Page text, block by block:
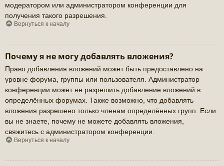
модератором или администратором конференции для
получения такого разрешения.
Вернуться к началу
Почему я не могу добавлять вложения?
Право добавления вложений может быть предоставлено на
уровне форума, группы или пользователя. Администратор
конференции может не разрешить добавление вложений в
определённых форумах. Также возможно, что добавлять
вложения разрешено только членам определённых групп. Если
вы не знаете, почему не можете добавлять вложения,
свяжитесь с администратором конференции.
Вернуться к началу